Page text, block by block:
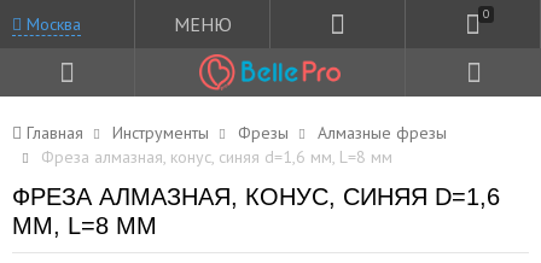
Москва МЕНЮ 0
Главная Инструменты Фрезы
Алмазные фрезы
Фреза алмазная, конус, синяя d=1,6 мм, L=8 мм
ФРЕЗА АЛМАЗНАЯ, КОНУС, СИНЯЯ D=1,6
ММ, L=8 ММ